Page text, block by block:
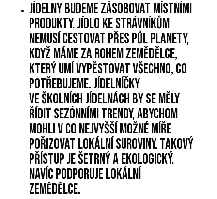
Jídelny budeme zásobovat místními
produkty. Jídlo ke strávníkům
nemusí cestovat přes půl planety,
když máme za rohem zemědělce,
který umí vypěstovat všechno, co
potřebujeme. Jídelníčky
ve školních jídelnách by se měly
řídit sezónními trendy, abychom
mohli v co nejvyšší možné míře
pořizovat lokální suroviny. Takový
přístup je šetrný a ekologický.
Navíc podporuje lokální
zemědělce.